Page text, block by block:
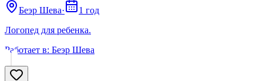
Беэр Шева·
1 год
Логопед для ребенка.
Работает в: Беэр Шева